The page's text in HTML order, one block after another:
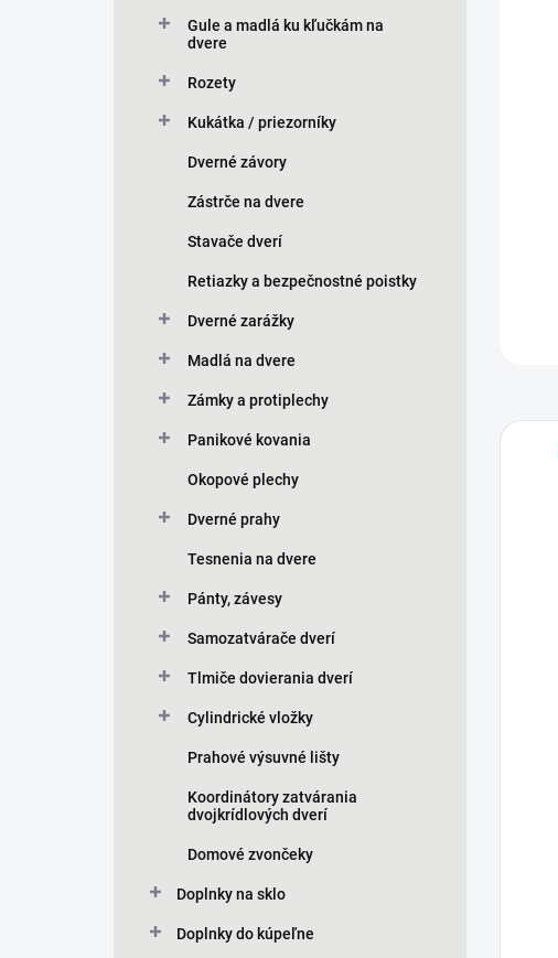
Gule a madlá ku kľučkám na
dvere
Rozety
Kukátka / priezorníky
Dverné závory
Zástrče na dvere
Stavače dverí
Retiazky a bezpečnostné poistky
Dverné zarážky
Madlá na dvere
Zámky a protiplechy
Panikové kovania
Okopové plechy
Dverné prahy
Tesnenia na dvere
Pánty, závesy
Samozatvárače dverí
Tlmiče dovierania dverí
Cylindrické vložky
Prahové výsuvné lišty
Koordinátory zatvárania
dvojkrídlových dverí
Domové zvončeky
Doplnky na sklo
Doplnky do kúpeľne